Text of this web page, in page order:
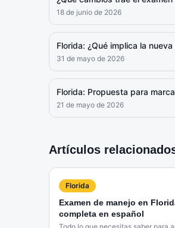
18 de junio de 2026
Florida: ¿Qué implica la
31 de mayo de 2026
Florida: Propuesta para
21 de mayo de 2026
Artículos
Florida
Examen de manejo en
completa en español